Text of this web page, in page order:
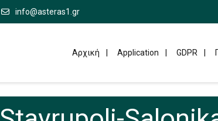
info@asteras1.gr
Αρχική Application GDPR